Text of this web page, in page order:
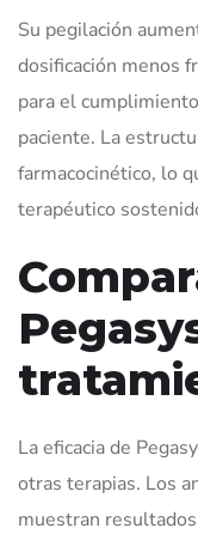
Su pegilación
dosificación menos
para el
paciente. La
farmacocinético, lo
terapéutico
La eficacia de
otras terapias. Los
muestran